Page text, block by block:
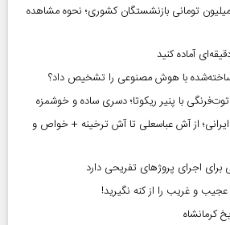
استعلام وام ضروری ۷۵ میلیون تومانی بازنشستگان کشوری؛ نحوه مشاهده
با هوش مصنوعی را تشخیص داد؟
با پنیر ریکوتا؛ دسری ساده و خوشمزه
از آش عباسعلی تا آش ترخینه + خواص و
برای اجرای پروژهای تفریحی دارد
و غریب را از کنه نگیرید!
کرمانشاه